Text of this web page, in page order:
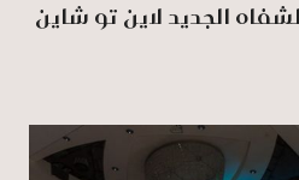
الجديد لاين تو شاين